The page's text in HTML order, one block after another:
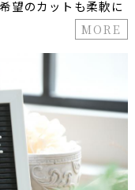
望のカットも柔軟に
MORE